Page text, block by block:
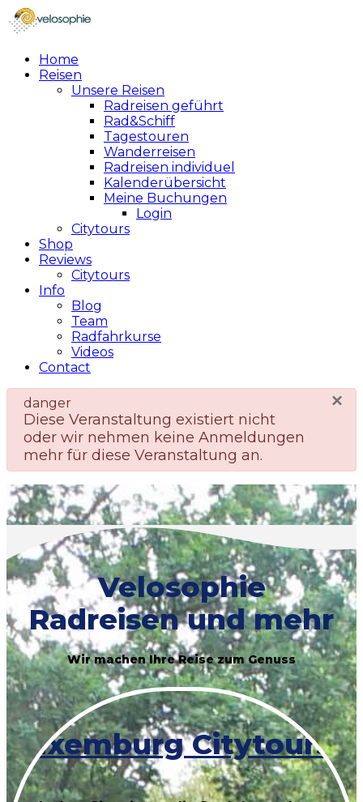
Home
Reisen
Unsere Reisen
Radreisen geführt
Rad&Schiff
Tagestouren
Wanderreisen
Radreisen individuel
Kalenderübersicht
Meine Buchungen
Login
Citytours
Shop
Reviews
Citytours
Info
Blog
Team
Radfahrkurse
Videos
Contact
×
danger
Diese Veranstaltung existiert nicht
oder wir nehmen keine Anmeldungen
mehr für diese Veranstaltung an.
Velosophie
Radreisen und mehr
Wir machen Ihre Reise zum Genuss
Luxemburg Citytours